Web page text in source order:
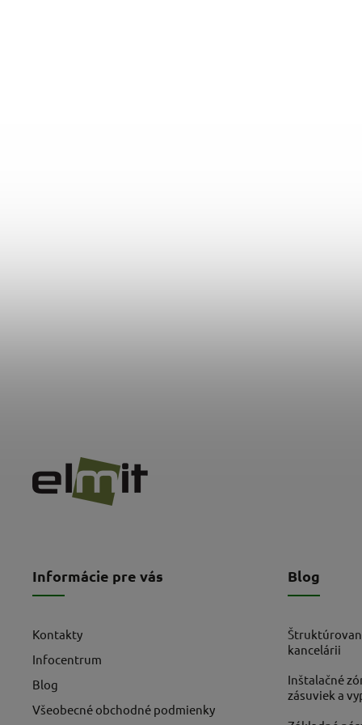
Informácie pre vás
Kontakty
Infocentrum
Blog
Všeobecné obchodné podmienky
Blog
kancelárii
Inštalačné
zásuviek a